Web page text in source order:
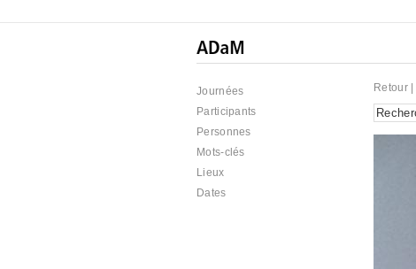
Journées
Participants
Personnes
Mots-clés
Lieux
Dates
Retour|